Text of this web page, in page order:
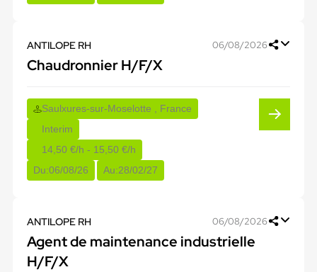
ANTILOPE RH 06/08/2026
Chaudronnier H/F/X
Saulxures-sur-Moselotte , France
Interim
14,50 €/h - 15,50 €/h
Du:06/08/26 Au:28/02/27
ANTILOPE RH 06/08/2026
Agent de maintenance industrielle
H/F/X